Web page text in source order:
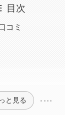
目次
コミ
と見る